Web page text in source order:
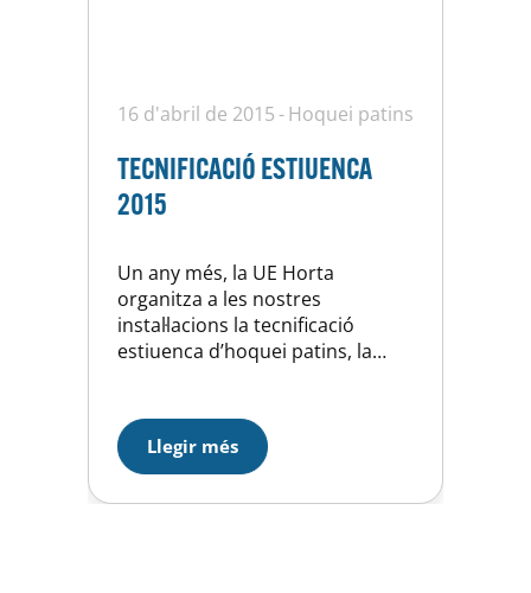
16 d'abril de 2015 Hoquei patins
TECNIFICACIÓ ESTIUENCA
2015
Un any més, la UE Horta
organitza a les nostres
instal·lacions la tecnificació
estiuenca d’hoquei patins, la
més petits, per mitjà
d’entrenaments i jocs, podran
passar-s’ho d’allò més bé tot
practicant l’hoquei…perquè no
Llegir més